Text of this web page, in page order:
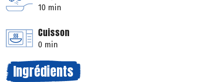
10 min
Cuisson
0 min
Ingrédients